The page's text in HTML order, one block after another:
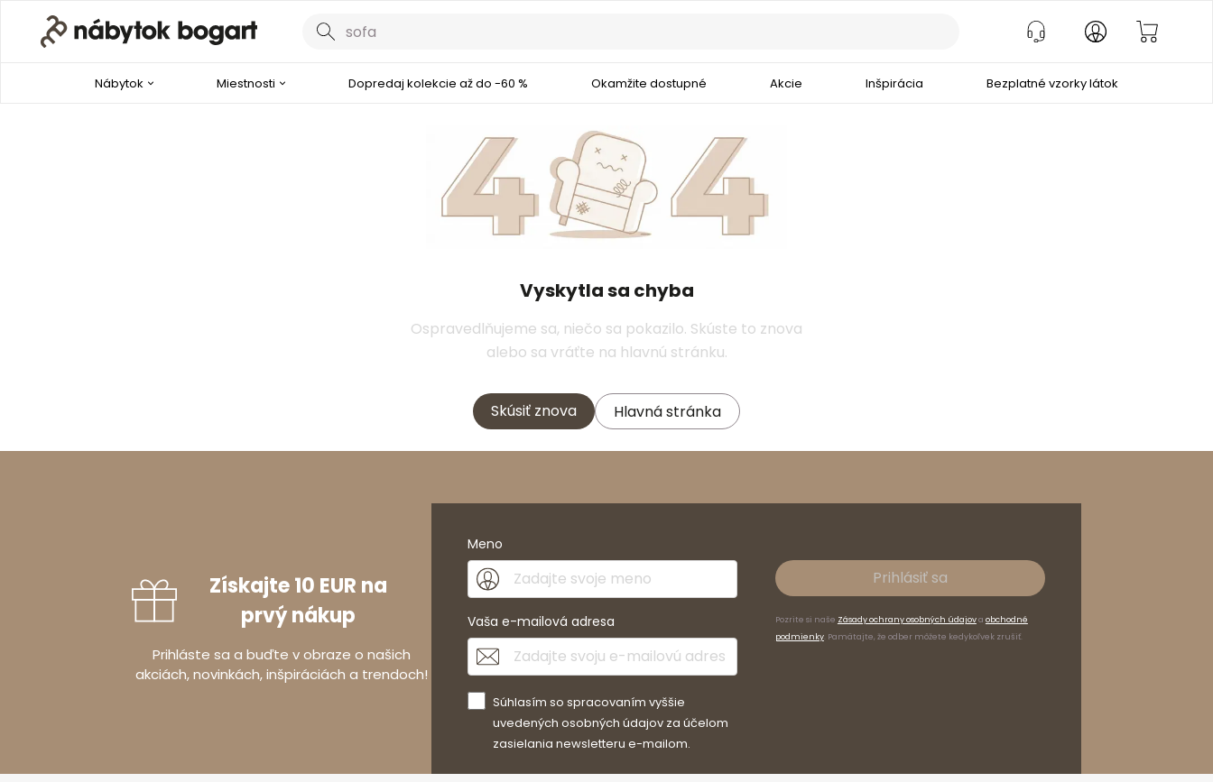
Nábytok Miestnosti Dopredaj kolekcie až do -60 % Okamžite dostupné Akcie Inšpirácia Bezplatné vzorky látok
Vyskytla sa chyba
Ospravedlňujeme sa, niečo sa pokazilo. Skúste to znova
alebo sa vráťte na hlavnú stránku.
Skúsiť znova Hlavná stránka
Získajte 10 EUR na
prvý nákup
Prihláste sa a buďte v obraze o našich
akciách, novinkách, inšpiráciách a trendoch!
Meno
Vaša e-mailová adresa
Súhlasím so spracovaním vyššie
uvedených osobných údajov za účelom
zasielania newsletteru e-mailom.
Prihlásiť sa
Pozrite si naše Zásady ochrany osobných údajova obchodné
podmienky. Pamätajte, že odber môžete kedykoľvek zrušiť.